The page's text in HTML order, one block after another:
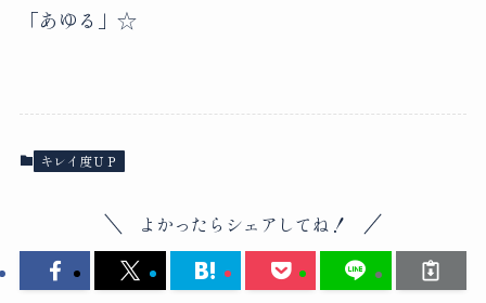
「あゆる」☆
キレイ度ＵＰ
よかったらシェアしてね！